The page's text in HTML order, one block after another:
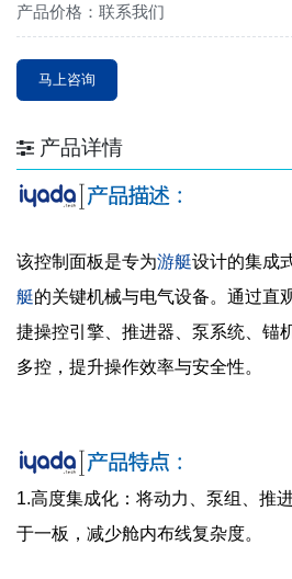
产品价格：联系我们
马上咨询
产品详情
该控制面板是专为游艇设计的集成
艇的关键机械与电气设备。通过直
捷操控引擎、推进器、泵系统、锚
多控，提升操作效率与安全性。
1.高度集成化：将动力、泵组、推
于一板，减少舱内布线复杂度。